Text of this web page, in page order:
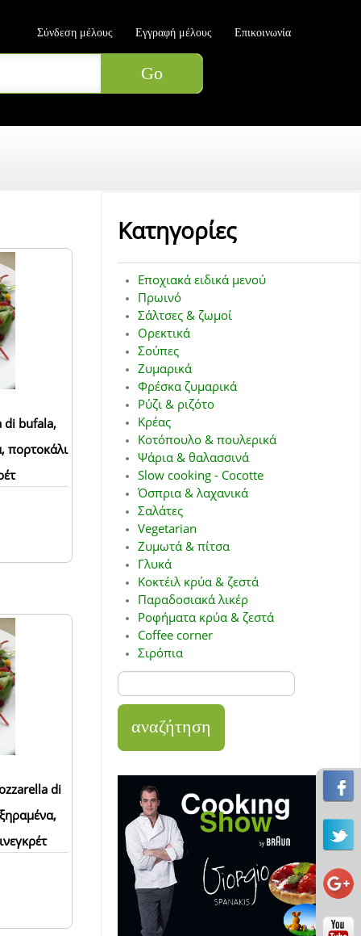
Σύνδεση μέλους Εγγραφή μέλους Επικοινωνία
di bufala,
πορτοκάλι
di
Κατηγορίες
Εποχιακά ειδικά μενού
Πρωινό
Σάλτσες & ζωμοί
Ορεκτικά
Σούπες
Ζυμαρικά
Φρέσκα ζυμαρικά
Ρύζι & ριζότο
Κρέας
Κοτόπουλο & πουλερικά
Ψάρια & θαλασσινά
Slow cooking - Cocotte
Όσπρια & λαχανικά
Σαλάτες
Vegetarian
Ζυμωτά & πίτσα
Γλυκά
Κοκτέιλ κρύα & ζεστά
Παραδοσιακά λικέρ
Ροφήματα κρύα & ζεστά
Coffee corner
Σιρόπια